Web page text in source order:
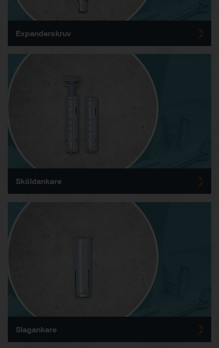
Expanderskruv
Sköldankare
Slagankare